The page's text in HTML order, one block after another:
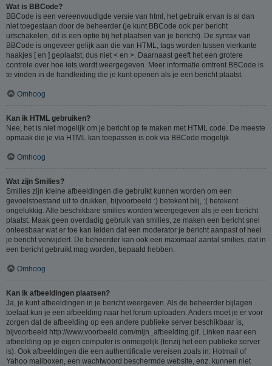
Wat is BBCode?
BBCode is een vereenvoudigde versie van html, het gebruik ervan is al dan
niet toegestaan door de beheerder (je kunt BBCode ook per bericht
uitschakelen, dit is een optie bij het plaatsen van je bericht). De syntax van
BBCode is ongeveer gelijk aan die van HTML, tags worden tussen vierkante
haakjes [ en ] geplaatst, dus niet < en >. Daarnaast geeft het een grotere
controle over hoe iets wordt weergegeven. Meer informatie omtrent BBCode is
te vinden in de handleiding die je kunt openen als je een bericht plaatst.
Omhoog
Kan ik HTML gebruiken?
Nee, het is niet mogelijk om je bericht op te maken met HTML code. De meeste
opmaak die je via HTML kan toepassen is ook via BBCode mogelijk.
Omhoog
Wat zijn Smilies?
Smilies zijn kleine afbeeldingen die gebruikt kunnen worden om een
gevoelstoestand uit te drukken, bijvoorbeeld :) betekent blij, :( betekent
ongelukkig. Alle beschikbare smilies worden weergegeven als je een bericht
plaatst. Maak geen overdadig gebruik van smilies, ze maken een bericht snel
onleesbaar wat er toe kan leiden dat een moderator je bericht aanpast of heel
je bericht verwijdert. De beheerder kan ook een maximaal aantal smilies, dat in
een bericht gebruikt mag worden, bepaald hebben.
Omhoog
Kan ik afbeeldingen plaatsen?
Ja, je kunt afbeeldingen in je bericht weergeven. Als de beheerder bijlagen
toelaat kun je een afbeelding naar het forum uploaden. Anders moet je er voor
zorgen dat de afbeelding op een andere publieke server beschikbaar is,
bijvoorbeeld http://www.voorbeeld.com/mijn_afbeelding.gif. Linken naar een
afbeelding op je eigen computer is onmogelijk (tenzij het een publieke server
is). Ook afbeeldingen die een authentificatie vereisen zoals in: Hotmail of
Yahoo mailboxen, een wachtwoord beschermde website, enz. kunnen niet